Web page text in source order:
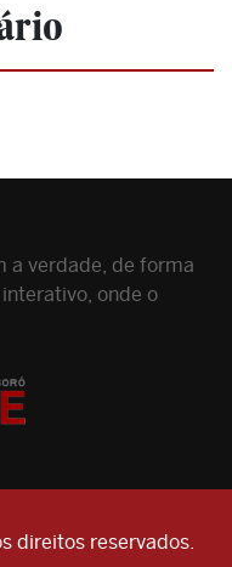
a verdade, de forma
onde o
direitos reservados.